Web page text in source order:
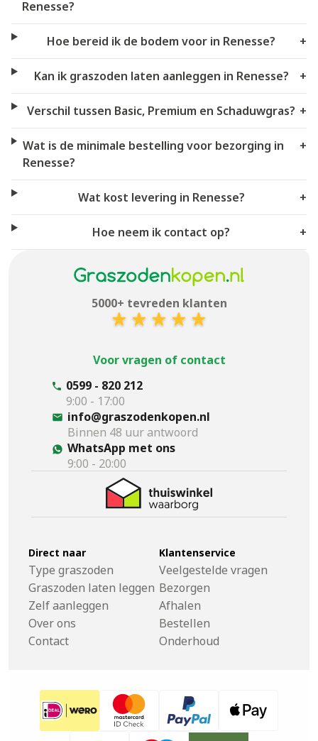
Renesse?
Hoe bereid ik de bodem voor in Renesse? +
Kan ik graszoden laten aanleggen in Renesse? +
Verschil tussen Basic, Premium en Schaduwgras? +
Wat is de minimale bestelling voor bezorging in
Renesse?
+
Wat kost levering in Renesse? +
Hoe neem ik contact op? +
5000+ tevreden klanten
Voor vragen of contact
0599 - 820 212
9:00 - 17:00
info@graszodenkopen.nl
Binnen 48 uur antwoord
WhatsApp met ons
9:00 - 20:00
Direct naar
Type graszoden
Graszoden laten leggen
Zelf aanleggen
Over ons
Contact
Klantenservice
Veelgestelde vragen
Bezorgen
Afhalen
Bestellen
Onderhoud